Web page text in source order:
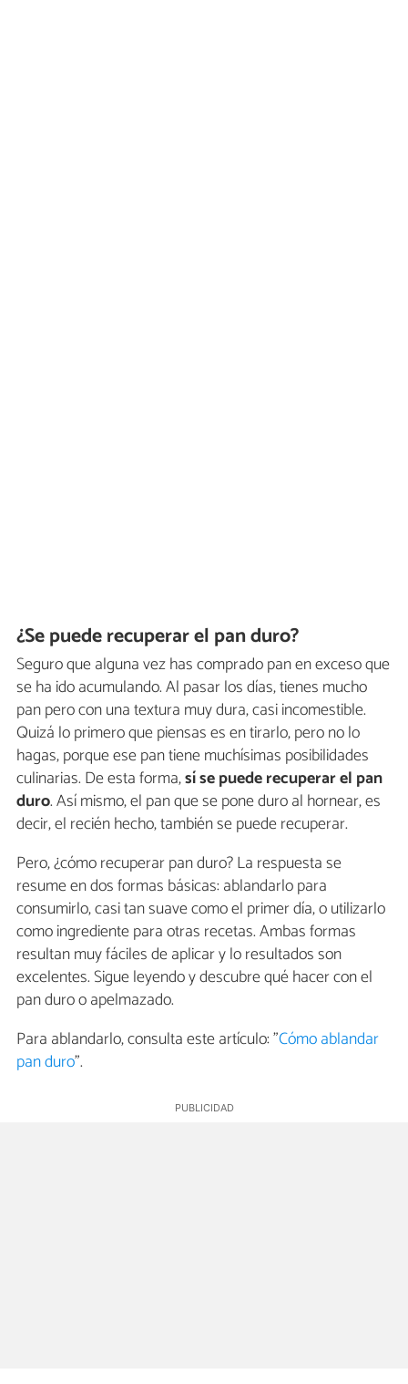
¿Se puede recuperar el pan duro?
Seguro que alguna vez has comprado pan en exceso que
se ha ido acumulando. Al pasar los días, tienes mucho
pan pero con una textura muy dura, casi incomestible.
Quizá lo primero que piensas es en tirarlo, pero no lo
hagas, porque ese pan tiene muchísimas posibilidades
culinarias. De esta forma,sí se puede recuperar el pan
duro. Así mismo, el pan que se pone duro al hornear, es
decir, el recién hecho, también se puede recuperar.
Pero, ¿cómo recuperar pan duro? La respuesta se
resume en dos formas básicas: ablandarlo para
consumirlo, casi tan suave como el primer día, o utilizarlo
como ingrediente para otras recetas. Ambas formas
resultan muy fáciles de aplicar y lo resultados son
excelentes. Sigue leyendo y descubre qué hacer con el
pan duro o apelmazado.
Para ablandarlo, consulta este artículo: "Cómo ablandar
pan duro".